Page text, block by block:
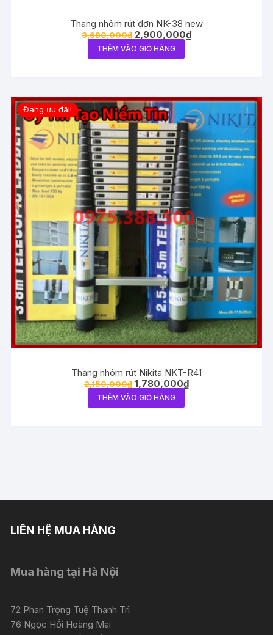
Thang nhôm rút đơn NK-38 new
3,680,000₫ 2,900,000₫
THÊM VÀO GIỎ HÀNG
Đang ưu đãi!
Thang nhôm rút Nikita NKT-R41
2,150,000₫ 1,780,000₫
THÊM VÀO GIỎ HÀNG
LIÊN HỆ MUA HÀNG
Mua hàng tại Hà Nội
72 Phan Trọng Tuệ Thanh Trì
76 Ngọc Hồi Hoàng Mai